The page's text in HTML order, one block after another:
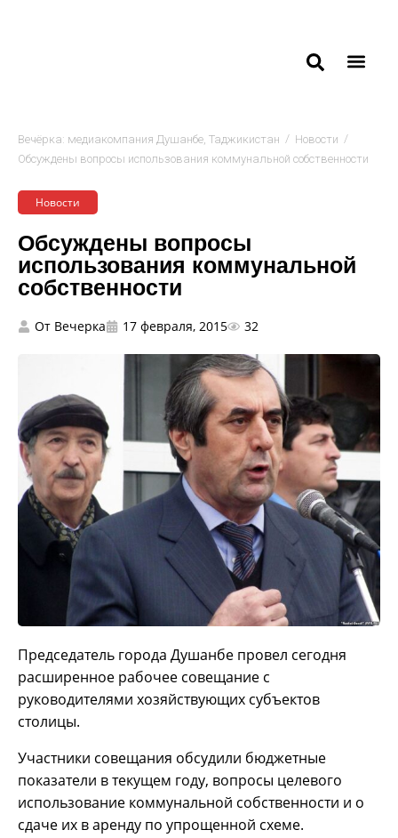
Вечёрка: медиакомпания Душанбе, Таджикистан / Новости /
Обсуждены вопросы использования коммунальной собственности
Новости
Обсуждены вопросы
использования коммунальной
собственности
От Вечерка 17 февраля, 2015 32
Председатель города Душанбе провел сегодня
расширенное рабочее совещание с
руководителями хозяйствующих субъектов
столицы.
Участники совещания обсудили бюджетные
показатели в текущем году, вопросы целевого
использование коммунальной собственности и о
сдаче их в аренду по упрощенной схеме.